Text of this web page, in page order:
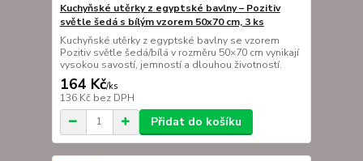
Kuchyňské utěrky z egyptské bavlny – Pozitiv
světle šedá s bílým vzorem 50x70 cm, 3 ks
Kuchyňské utěrky z egyptské bavlny se vzorem
Pozitiv světle šedá/bílá v rozměru 50×70 cm vynikají
vysokou savostí, jemností a dlouhou životností.
164 Kč/ks
136 Kč bez DPH
Přidat do košíku